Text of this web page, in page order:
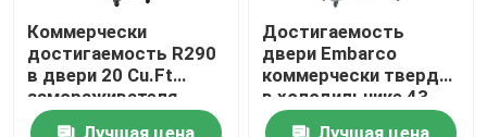
Коммерчески
достигаемость R290
в двери 20 Cu.Ft
замораживателя
холодильника 1
Лучшая цена
Достигаемость
двери Embarco
коммерчески твердая
в холодильнике 43
Cu.Ft
Лучшая цена